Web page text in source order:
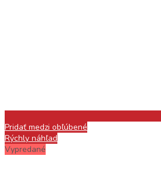
Pridať medzi obľúbené
Rýchly náhľad
Vypredané